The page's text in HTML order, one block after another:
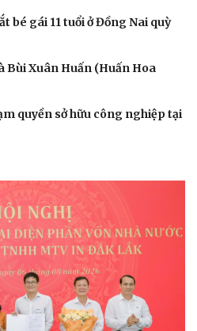
Giải trí
Nghệ sĩ
Thời trang
Sao Việt
bé gái 11 tuổi ở Đồng Nai quỳ
Bùi Xuân Huấn (Huấn Hoa
quyền sở hữu công nghiệp tại